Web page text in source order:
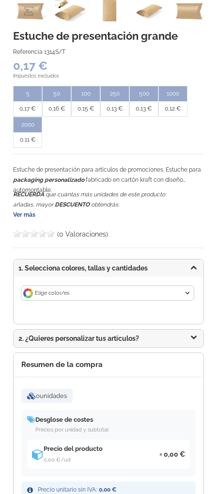
Estuche de presentación grande
Referencia 1314S/T
0,17 €
Impuestos excluidos
5
0,17 €
50
0,16 €
100
0,15 €
250
0,13 €
500
0,13 €
1000
0,12 €
2000
0,11 €
Estuche de presentación para artículos de promociones. Estuche para
packaging personalizadofabricado en cartón kraft con diseño
automontable.
RECUERDA que cuántas más unidades de este producto
añadas, mayorDESCUENTOobtendrás.
Ver más
(0 Valoraciones)
1. Selecciona colores, tallas y cantidades
Elige color/es
2. ¿Quieres personalizar tus artículos?
Resumen de la compra
0unidades
Desglose de costes
Precios por unidad y subtotal
Precio del producto
0,00 €/ud
0,00 €
Precio unitario sin IVA: 0,00 €